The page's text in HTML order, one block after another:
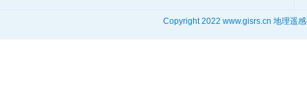
Copyright 2022 www.gisrs.cn 地理遥